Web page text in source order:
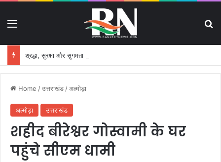
Home /उत्तराखंड /अल्मोड़ा
अल्मोड़ा उत्तराखंड
शहीद बीरेश्वर गोस्वामी के घर
पहुंचे सीएम धामी